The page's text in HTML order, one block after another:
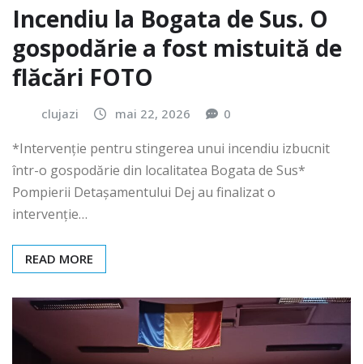
Incendiu la Bogata de Sus. O
gospodărie a fost mistuită de
flăcări FOTO
clujazi mai 22, 2026 0
*Intervenție pentru stingerea unui incendiu izbucnit
într-o gospodărie din localitatea Bogata de Sus*
Pompierii Detașamentului Dej au finalizat o
intervenție…
READ MORE